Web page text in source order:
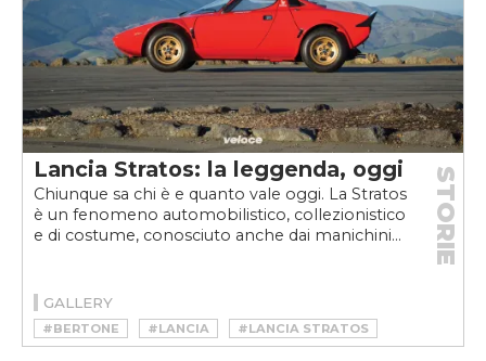
Lancia Stratos: la leggenda, oggi
Chiunque sa chi è e quanto vale oggi. La Stratos
è un fenomeno automobilistico, collezionistico
e di costume, conosciuto anche dai manichini...
STORIE
GALLERY
#BERTONE #LANCIA
#LANCIA STRATOS
#LANCIA STRATOS ALL'ASTA